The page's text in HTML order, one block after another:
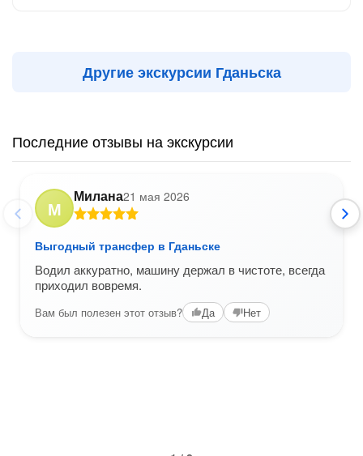
Другие экскурсии Гданьска
Последние отзывы на экскурсии
М
Милана21 мая 2026
Выгодный трансфер в Гданьске
Водил аккуратно, машину держал в чистоте, всегда
приходил вовремя.
Вам был полезен этот отзыв? Да Нет